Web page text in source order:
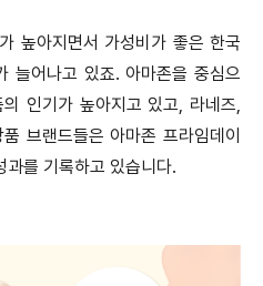
높아지면서 가성비가 좋은 한국
늘어나고 있죠. 아마존을 중심으
인기가 높아지고 있고, 라네즈,
브랜드들은 아마존 프라임데이
를 기록하고 있습니다.